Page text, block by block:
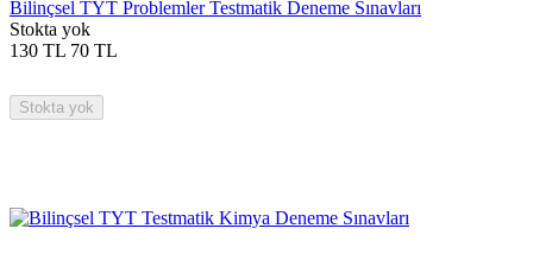
Bilinçsel TYT Problemler Testmatik Deneme Sınavları
Stokta yok
130 TL 70 TL
Stokta yok